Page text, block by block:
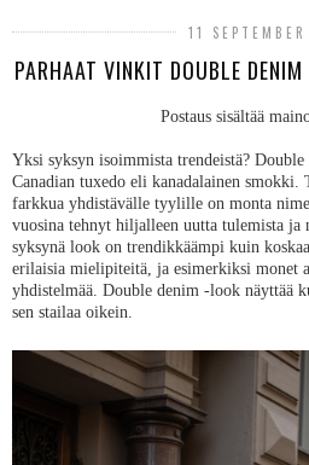
11
PARHAAT VINKIT DOUBLE
Postaus sisältää
Yksi syksyn isoimmista trendeistä?
Canadian tuxedo eli kanadalainen smokki.
farkkua yhdistävälle tyylille on monta
vuosina tehnyt hiljalleen uutta tulemista ja
syksynä look on trendikkäämpi kuin
erilaisia mielipiteitä, ja esimerkiksi monet
yhdistelmää. Double denim -look näyttää
sen stailaa oikein.